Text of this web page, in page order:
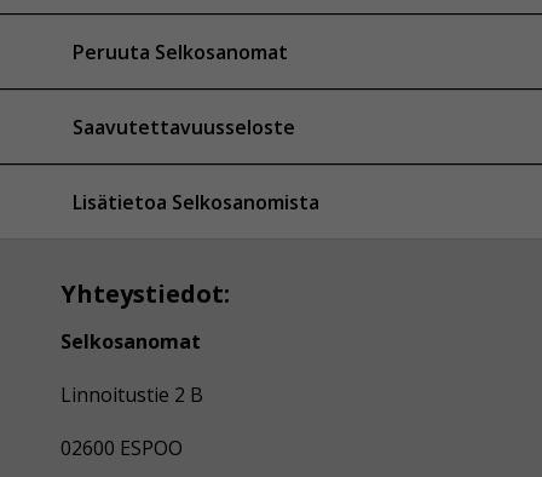
Peruuta Selkosanomat
Saavutettavuusseloste
Lisätietoa Selkosanomista
Yhteystiedot:
Selkosanomat
Linnoitustie 2 B
02600 ESPOO